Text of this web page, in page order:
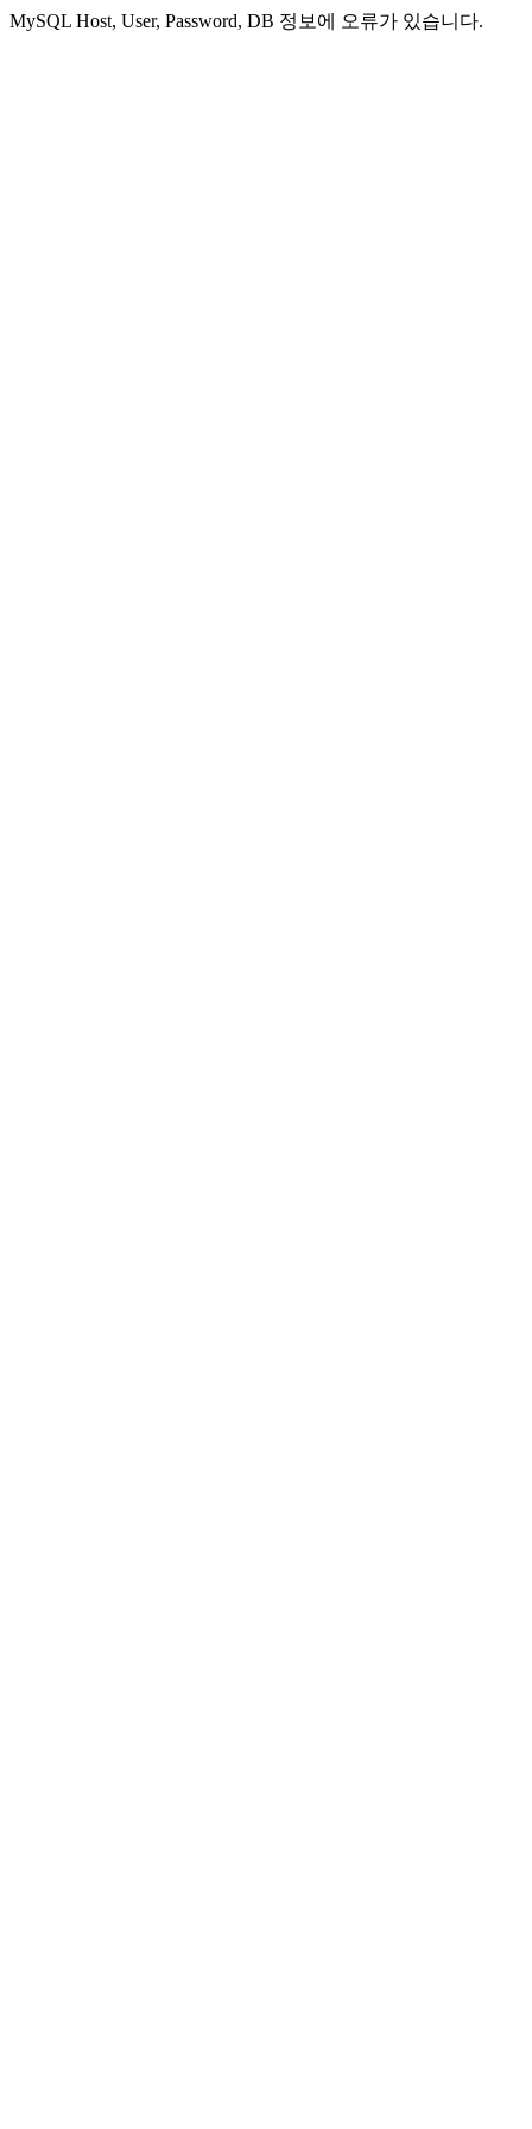
MySQL Host, User, Password, DB 정보에 오류가 있습니다.